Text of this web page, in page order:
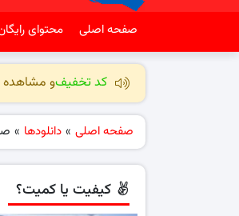
صفحه اصلی محتوای
کد تخفیفو مشاهده
صفحه اصلی » دانلودها »
کیفیت یا کمیت؟